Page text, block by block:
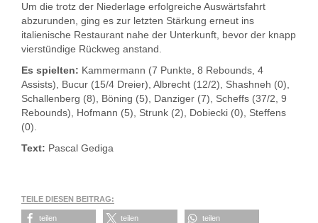
Um die trotz der Niederlage erfolgreiche Auswärtsfahrt
abzurunden, ging es zur letzten Stärkung erneut ins
italienische Restaurant nahe der Unterkunft, bevor der knapp
vierstündige Rückweg anstand.
Es spielten: Kammermann (7 Punkte, 8 Rebounds, 4
Assists), Bucur (15/4 Dreier), Albrecht (12/2), Shashneh (0),
Schallenberg (8), Böning (5), Danziger (7), Scheffs (37/2, 9
Rebounds), Hofmann (5), Strunk (2), Dobiecki (0), Steffens
(0).
Text: Pascal Gediga
TEILE DIESEN BEITRAG:
teilen teilen teilen